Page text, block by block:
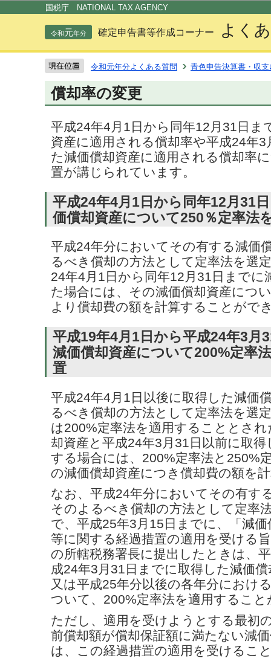
国税庁 NATIONAL TAX AGENCY
令和元年分 確定申告書等作成コーナー よく
令和元年分よくある質問 青色申告決算書・収支
償却率の変更
平成24年4月1日から同年12月31日ま
資産に適用される償却率や平成24年
た減価償却資産に適用される償却率
置が講じられています。
平成24年4月1日から同年12月31
価償却資産について250％定率法
平成24年分においてその有する減価
るべき償却の方法として定率法を選
24年4月1日から同年12月31日までに
た場合には、その減価償却資産につ
より償却費の額を計算することがで
平成19年4月1日から平成24年3月
減価償却資産について200%定率
置
平成24年4月1日以後に取得した減価
るべき償却の方法として定率法を選
は200%定率法を適用することとさ
却資産と平成24年3月31日以前に取
する場合には、200%定率法と250%
の減価償却資産につき償却費の額を
なお、平成24年分においてその有す
そのよるべき償却の方法として定率
で、平成25年3月15日までに、「減
等に関する経過措置の適用を受ける
の所轄税務署長に提出したときは、
成24年3月31日までに取得した減価
又は平成25年分以後の各年分におけ
ついて、200%定率法を適用するこ
ただし、適用を受けようとする最初
前償却額が償却保証額に満たない減
は、この経過措置の適用を受けるこ